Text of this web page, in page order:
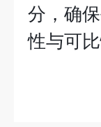
分，确
性与可